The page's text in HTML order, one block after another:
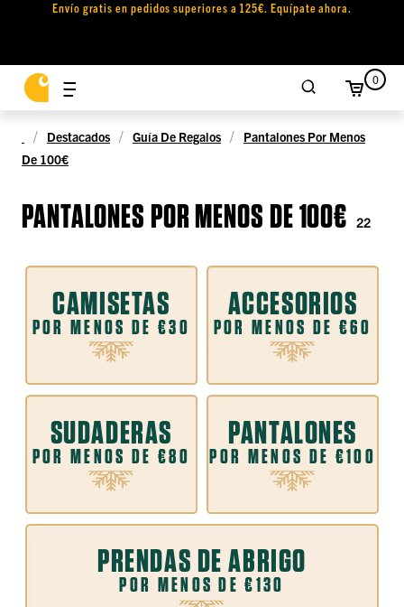
Envío gratis en pedidos superiores a 125€. Equípate ahora.
0
Destacados Guía De Regalos
Pantalones Por Menos
De 100€
PANTALONES POR MENOS DE 100€ 22
CAMISETAS
POR MENOS DE €30
ACCESORIOS
POR MENOS DE €60
SUDADERAS
POR MENOS DE €80
PANTALONES
POR MENOS DE €100
PRENDAS DE ABRIGO
POR MENOS DE €130